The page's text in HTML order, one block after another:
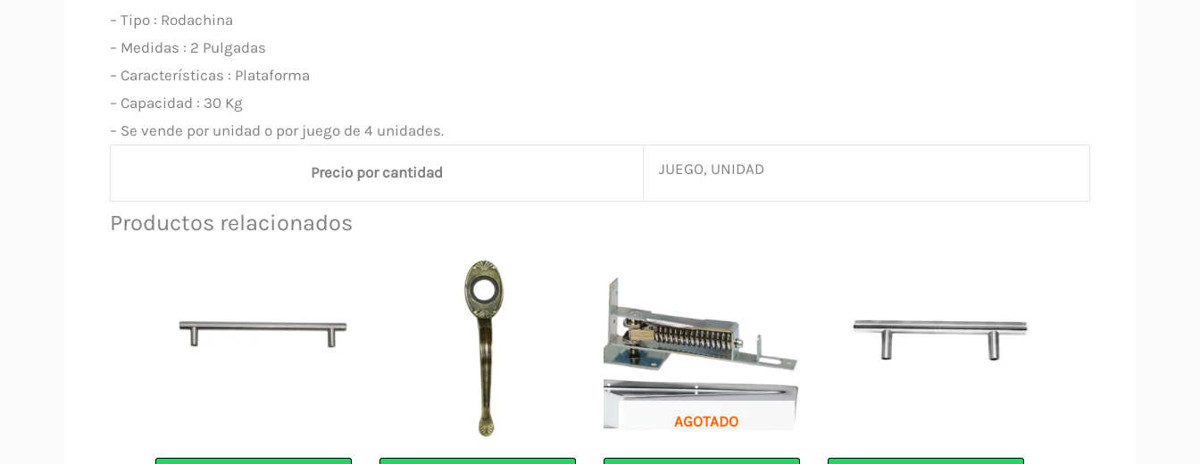
– Tipo : Rodachina
– Medidas : 2 Pulgadas
– Características : Plataforma
– Capacidad : 30 Kg
– Se vende por unidad o por juego de 4 unidades.
Precio por cantidad JUEGO, UNIDAD
Productos relacionados
AGOTADO